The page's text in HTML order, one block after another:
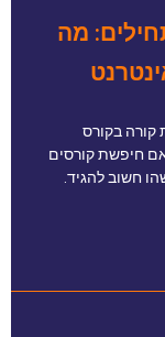
מה
קורה בקורס
חיפשת קורסים
חשוב להגיד.